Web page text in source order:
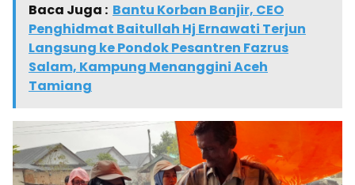
Baca Juga : Bantu Korban Banjir, CEO
Penghidmat Baitullah Hj Ernawati Terjun
Langsung ke Pondok Pesantren Fazrus
Salam, Kampung Menanggini Aceh
Tamiang